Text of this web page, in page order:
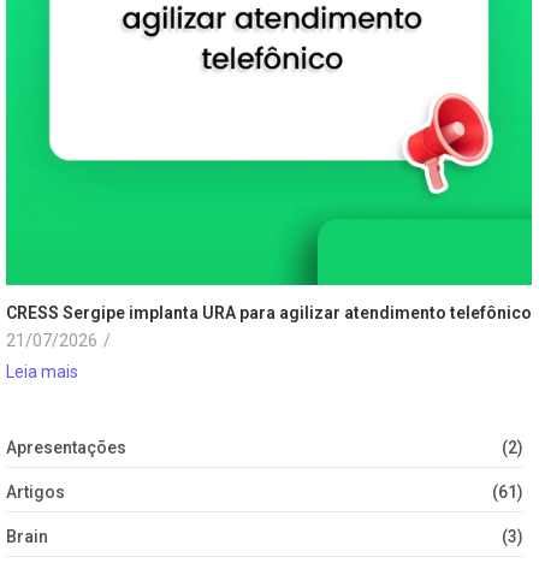
CRESS Sergipe implanta URA para agilizar atendimento telefônico
21/07/2026 /
Leia mais
Apresentações (2)
Artigos (61)
Brain (3)